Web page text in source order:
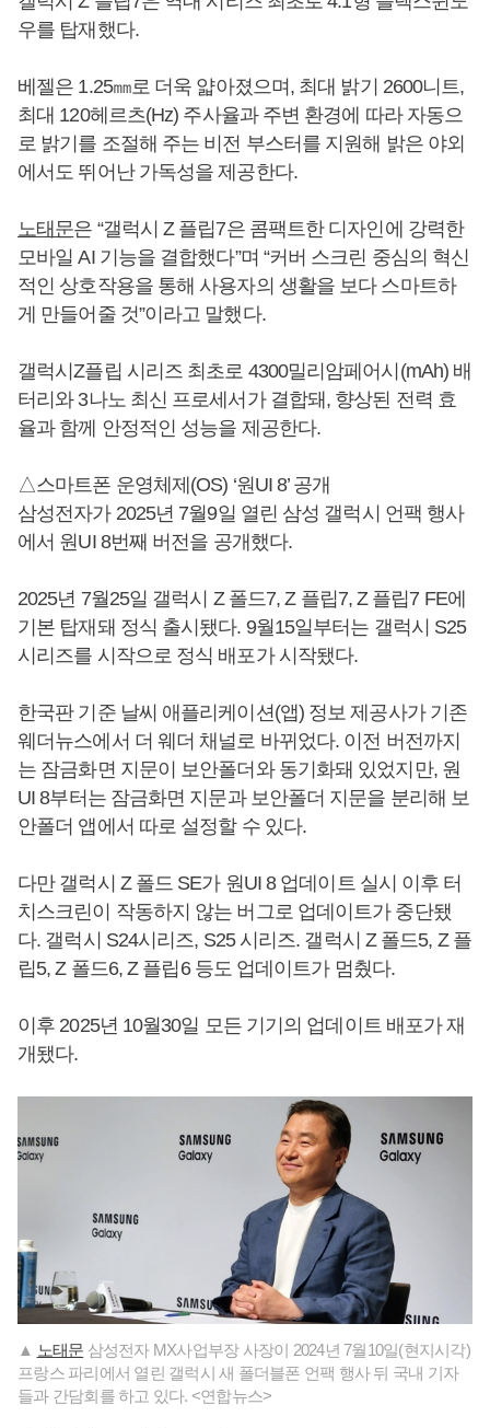
우를 탑재했다.
베젤은 1.25㎜로 더욱 얇아졌으며, 최대 밝기 2600니트,
최대 120헤르츠(Hz) 주사율과 주변 환경에 따라 자동으
로 밝기를 조절해 주는 비전 부스터를 지원해 밝은 야외
에서도 뛰어난 가독성을 제공한다.
노태문은 “갤럭시 Z 플립7은 콤팩트한 디자인에 강력한
모바일 AI 기능을 결합했다”며 “커버 스크린 중심의 혁신
적인 상호작용을 통해 사용자의 생활을 보다 스마트하
게 만들어줄 것”이라고 말했다.
갤럭시Z플립 시리즈 최초로 4300밀리암페어시(mAh) 배
터리와 3나노 최신 프로세서가 결합돼, 향상된 전력 효
율과 함께 안정적인 성능을 제공한다.
△스마트폰 운영체제(OS) ‘원UI 8’ 공개
삼성전자가 2025년 7월9일 열린 삼성 갤럭시 언팩 행사
에서 원UI 8번째 버전을 공개했다.
2025년 7월25일 갤럭시 Z 폴드7, Z 플립7, Z 플립7 FE에
기본 탑재돼 정식 출시됐다. 9월15일부터는 갤럭시 S25
시리즈를 시작으로 정식 배포가 시작됐다.
한국판 기준 날씨 애플리케이션(앱) 정보 제공사가 기존
웨더뉴스에서 더 웨더 채널로 바뀌었다. 이전 버전까지
는 잠금화면 지문이 보안폴더와 동기화돼 있었지만, 원
UI 8부터는 잠금화면 지문과 보안폴더 지문을 분리해 보
안폴더 앱에서 따로 설정할 수 있다.
다만 갤럭시 Z 폴드 SE가 원UI 8 업데이트 실시 이후 터
치스크린이 작동하지 않는 버그로 업데이트가 중단됐
다. 갤럭시 S24시리즈, S25 시리즈. 갤럭시 Z 폴드5, Z 플
립5, Z 폴드6, Z 플립6 등도 업데이트가 멈췄다.
이후 2025년 10월30일 모든 기기의 업데이트 배포가 재
개됐다.
▲ 노태문 삼성전자 MX사업부장 사장이 2024년 7월10일(현지시각)
프랑스 파리에서 열린 갤럭시 새 폴더블폰 언팩 행사 뒤 국내 기자
들과 간담회를 하고 있다. <연합뉴스>